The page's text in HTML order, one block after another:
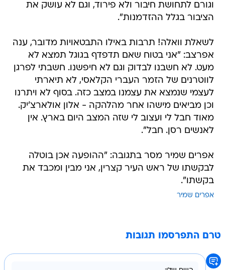
וגורם לתחושת חיבור ולא פירוד, וגם לא עושק את
הציבור בגלל ההזדמנות".
לשאלת וואלה! תרבות באילו התבטאויות מדובר, ענה
אפרצב: "אני בטוח שאם תדפדף בגוגל תמצא לא
מעט. לא חשבנו לבדוק וגם לא חיפשנו. חשבתי לפרגן
לווטרנים של הזמר העברי הקלאסי, לא תיארתי
לעצמי שנמצא את עצמנו במצב כזה. בסוף לא ויתרנו
וכן מביאים מישהו אחר מהלהקה - אלון אולארצ'יק.
מאוד חבל לי ועצוב לי שזה המצב היום בארץ. אין
לאנשים רסן. חבל".
אפרים שמיר מסר בתגובה: "ההופעה אכן בוטלה
לבקשתו של ראש העיר קצרין, אני מבין ומכבד את
בקשתו".
אפרים שמיר
טרם התפרסמו תגובות